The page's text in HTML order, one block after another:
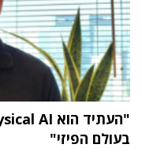
בעולם הפיזי"